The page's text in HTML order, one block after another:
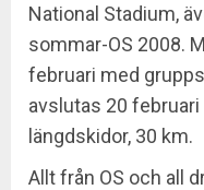
National Stadium,
sommar-OS 2008.
februari med
avslutas 20
längdskidor, 30 km.
Allt från OS och all